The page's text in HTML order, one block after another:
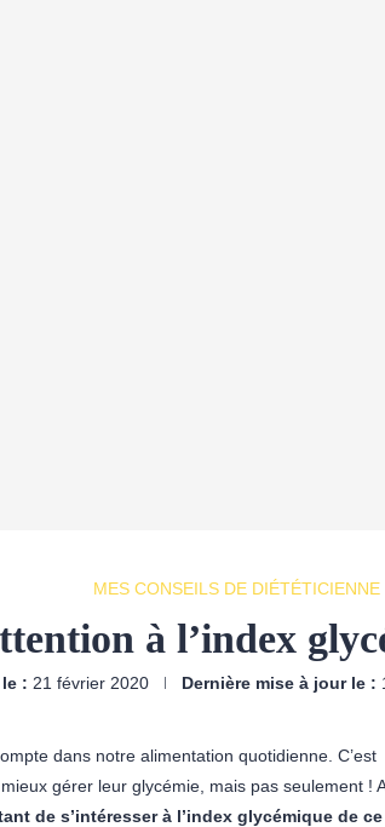
MES CONSEILS DE DIÉTÉTICIENNE
à l’index
: 21 février 2020 Dernière mise à jour le :
dans notre alimentation quotidienne. C’est
mieux gérer leur glycémie, mais pas seulement !
de s’intéresser à l’index glycémique de ce